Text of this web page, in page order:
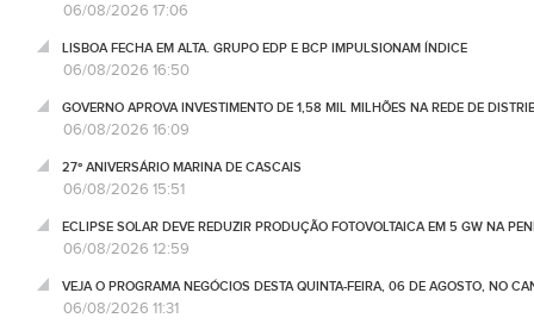
06/08/2026 17:06
LISBOA FECHA EM ALTA. GRUPO EDP E BCP IMPULSIONAM ÍNDICE
06/08/2026 16:50
GOVERNO APROVA INVESTIMENTO DE 1,58 MIL MILHÕES NA REDE DE
06/08/2026 16:09
27º ANIVERSÁRIO MARINA DE CASCAIS
06/08/2026 15:51
ECLIPSE SOLAR DEVE REDUZIR PRODUÇÃO FOTOVOLTAICA EM 5 GW NA
06/08/2026 12:59
VEJA O PROGRAMA NEGÓCIOS DESTA QUINTA-FEIRA, 06 DE AGOSTO, NO
06/08/2026 11:31